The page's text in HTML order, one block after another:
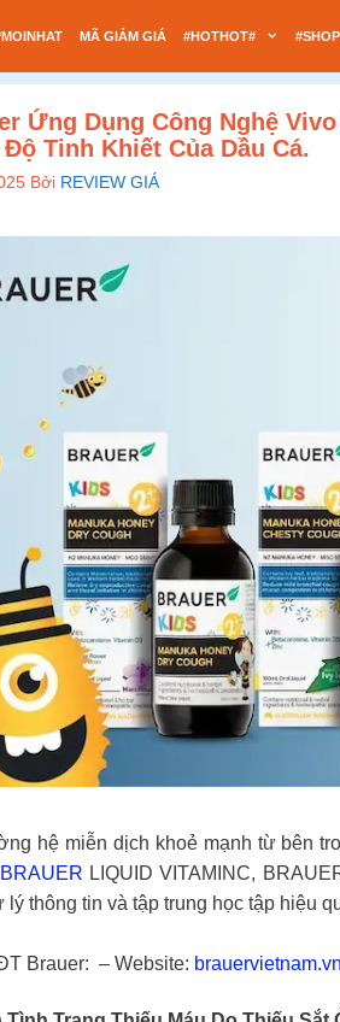
MÃ GIẢM GIÁ #HOTHOT#
Ứng Dụng Công Nghệ
Tinh Khiết Của Dầu Cá.
Bởi REVIEW GIÁ
hệ miễn dịch khoẻ mạnh từ bên
BRAUER LIQUID VITAMINC,
thông tin và tập trung học tập hiệu
Brauer: – Website: brauervietnam.vn